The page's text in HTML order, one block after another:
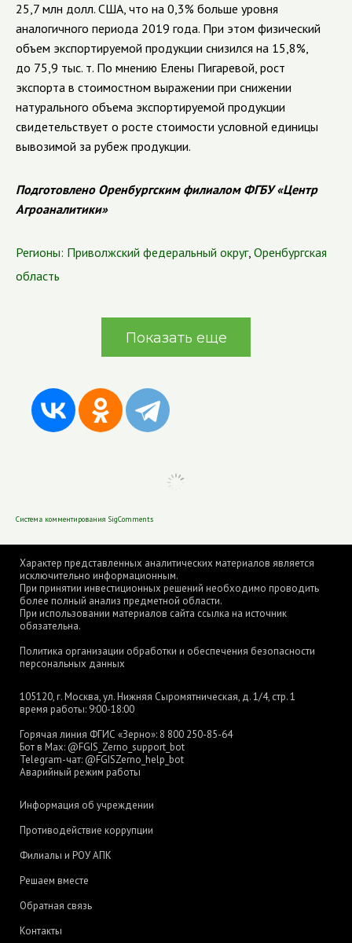
25,7 млн долл. США, что на 0,3% больше уровня
аналогичного периода 2019 года. При этом физический
объем экспортируемой продукции снизился на 15,8%,
до 75,9 тыс. т. По мнению Елены Пигаревой, рост
экспорта в стоимостном выражении при снижении
натурального объема экспортируемой продукции
свидетельствует о росте стоимости условной единицы
вывозимой за рубеж продукции.
Подготовлено Оренбургским филиалом ФГБУ «Центр
Агроаналитики»
Регионы: Приволжский федеральный округ, Оренбургская
область
Показать еще
Характер представленных аналитических материалов является
исключительно информационным.
При принятии инвестиционных решений необходимо проводить
более полный анализ предметной области.
При использовании материалов сайта ссылка на источник
обязательна.
Политика организации обработки и обеспечения безопасности
персональных данных
105120, г. Москва, ул. Нижняя Сыромятническая, д. 1/4, стр. 1
время работы: 9:00-18:00
Горячая линия ФГИС «Зерно»: 8 800 250-85-64
Бот в Max: @FGIS_Zerno_support_bot
Telegram-чат: @FGISZerno_help_bot
Аварийный режим работы
Информация об учреждении
Противодействие коррупции
Филиалы и РОУ АПК
Решаем вместе
Обратная связь
Контакты